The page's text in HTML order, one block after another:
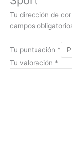
Tu dirección de
campos
Tu puntuación *
Tu valoración *